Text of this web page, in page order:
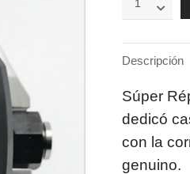
Oak
quantity
Descripción
Súper
dedicó
con la
genuino.